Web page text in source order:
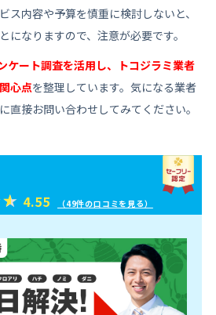
ス内容や予算を慎重に検討しないと、
になりますので、注意が必要です。
ケート調査を活用し、トコジラミ業者
心点を整理しています。気になる業者
直接お問い合わせしてみてください。
4.55 （49件の口コミを見る）